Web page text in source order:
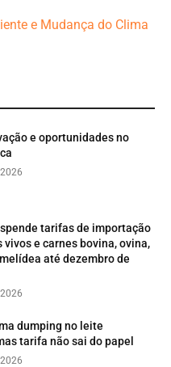
e Mudança do Clima
e oportunidades no
tarifas de importação
vivos e carnes bovina, ovina,
até dezembro de
dumping no leite
tarifa não sai do papel